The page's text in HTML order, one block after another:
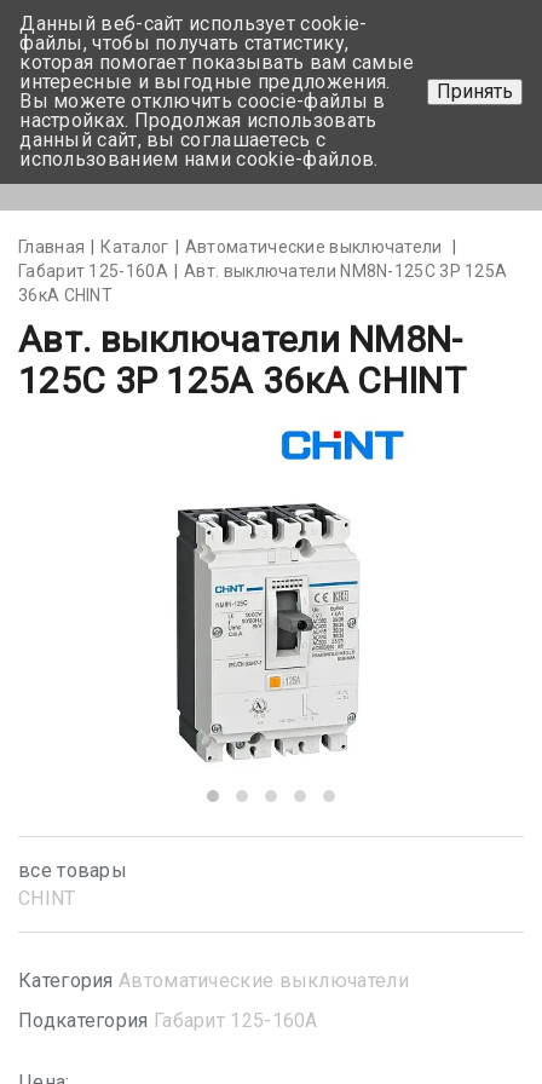
+375 17-350-99-56
+375 44-752-82-08
Задать вопрос
Главная Каталог
Автоматические выключатели
Габарит 125-160А
Авт. выключатели NM8N-125C 3Р 125А
36кА CHINT
Авт. выключатели NM8N-
125C 3Р 125А 36кА CHINT
все товары
CHINT
Категория Автоматические выключатели
Подкатегория Габарит 125-160А
Данный веб-сайт использует cookie-
файлы, чтобы получать статистику,
которая помогает показывать вам самые
интересные и выгодные предложения.
Вы можете отключить coocie-файлы в
настройках. Продолжая использовать
данный сайт, вы соглашаетесь с
использованием нами cookie-файлов.
Принять